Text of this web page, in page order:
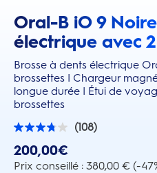
Oral-B iO 9
électrique avec
Brosse à dents électrique
brossettes | Chargeur
longue durée | Étui de
brossettes
this action will scroll you to the reviews section
(108)
3.8
5
étoiles.
200,00€
Prix conseillé : 380,00 € (-